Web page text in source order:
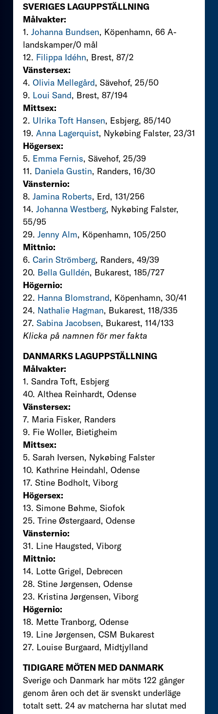
SVERIGES LAGUPPSTÄLLNING
Målvakter:
1. Johanna Bundsen, Köpenhamn, 66 A-
landskamper/0 mål
12. Filippa Idéhn, Brest, 87/2
Vänstersex:
4. Olivia Mellegård, Sävehof, 25/50
9. Loui Sand, Brest, 87/194
Mittsex:
2. Ulrika Toft Hansen, Esbjerg, 85/140
19. Anna Lagerquist, Nykøbing Falster, 23/31
Högersex:
5. Emma Fernis, Sävehof, 25/39
11. Daniela Gustin, Randers, 16/30
Vänsternio:
8. Jamina Roberts, Erd, 131/256
14. Johanna Westberg, Nykøbing Falster,
55/95
29. Jenny Alm, Köpenhamn, 105/250
Mittnio:
6. Carin Strömberg, Randers, 49/39
20. Bella Gulldén, Bukarest, 185/727
Högernio:
22. Hanna Blomstrand, Köpenhamn, 30/41
24. Nathalie Hagman, Bukarest, 118/335
27. Sabina Jacobsen, Bukarest, 114/133
Klicka på namnen för mer fakta
DANMARKS LAGUPPSTÄLLNING
Målvakter:
1. Sandra Toft, Esbjerg
40. Althea Reinhardt, Odense
Vänstersex:
7. Maria Fisker, Randers
9. Fie Woller, Bietigheim
Mittsex:
5. Sarah Iversen, Nykøbing Falster
10. Kathrine Heindahl, Odense
17. Stine Bodholt, Viborg
Högersex:
13. Simone Bøhme, Siofok
25. Trine Østergaard, Odense
Vänsternio:
31. Line Haugsted, Viborg
Mittnio:
14. Lotte Grigel, Debrecen
28. Stine Jørgensen, Odense
23. Kristina Jørgensen, Viborg
Högernio:
18. Mette Tranborg, Odense
19. Line Jørgensen, CSM Bukarest
27. Louise Burgaard, Midtjylland
TIDIGARE MÖTEN MED DANMARK
Sverige och Danmark har möts 122 gånger
genom åren och det är svenskt underläge
totalt sett. 24 av matcherna har slutat med